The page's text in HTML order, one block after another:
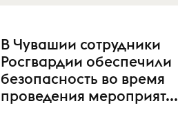
В Чувашии сотрудники
Росгвардии обеспечили
безопасность во время
проведения мероприят...